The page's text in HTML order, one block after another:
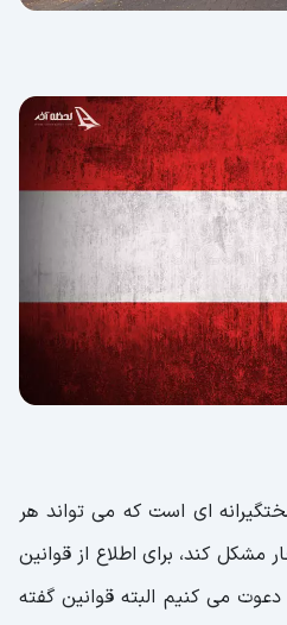
ای است که می تواند هر
مشکل کند، برای اطلاع از قوانین
می کنیم البته قوانین گفته